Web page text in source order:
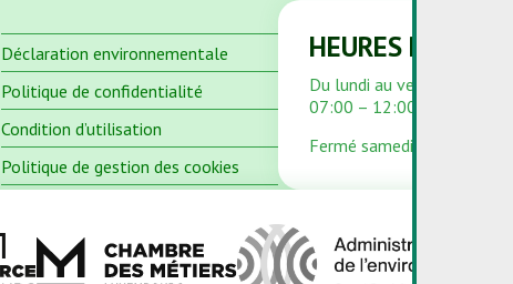
Déclaration environnementale
Politique de confidentialité
Condition d’utilisation
Politique de gestion des cookies
HEURES
Du lundi au vendredi
07:00 – 12:00 et 13:00 –
Fermé samedi et dimanche